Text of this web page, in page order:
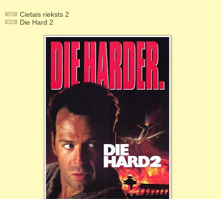
Cietais rieksts 2
Die Hard 2